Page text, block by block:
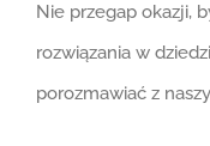
Nie przegap okazji,
rozwiązania w
porozmawiać z